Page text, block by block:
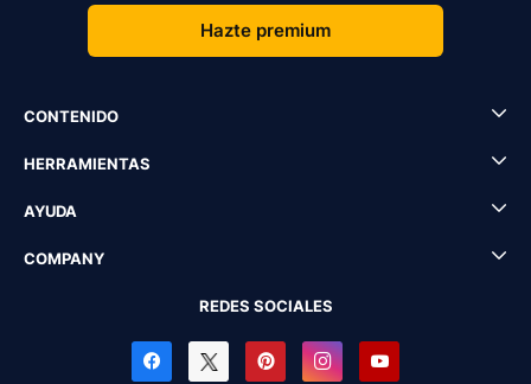
Hazte premium
CONTENIDO
HERRAMIENTAS
AYUDA
COMPANY
REDES SOCIALES